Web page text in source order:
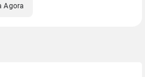
Agora